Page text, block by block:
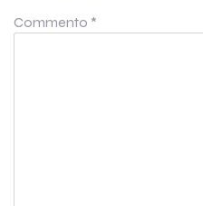
Commento *